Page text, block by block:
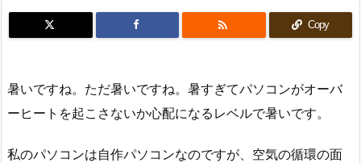
 Copy
暑いですね。ただ暑いですね。暑すぎてパソコンがオーバ
ーヒートを起こさないか心配になるレベルで暑いです。
私のパソコンは自作パソコンなのですが、空気の循環の面